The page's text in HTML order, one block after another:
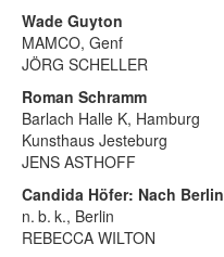
Wade Guyton
MAMCO, Genf
JÖRG SCHELLER
Roman Schramm
Barlach Halle K, Hamburg
Kunsthaus Jesteburg
JENS ASTHOFF
Candida Höfer: Nach Berlin
n. b. k., Berlin
REBECCA WILTON